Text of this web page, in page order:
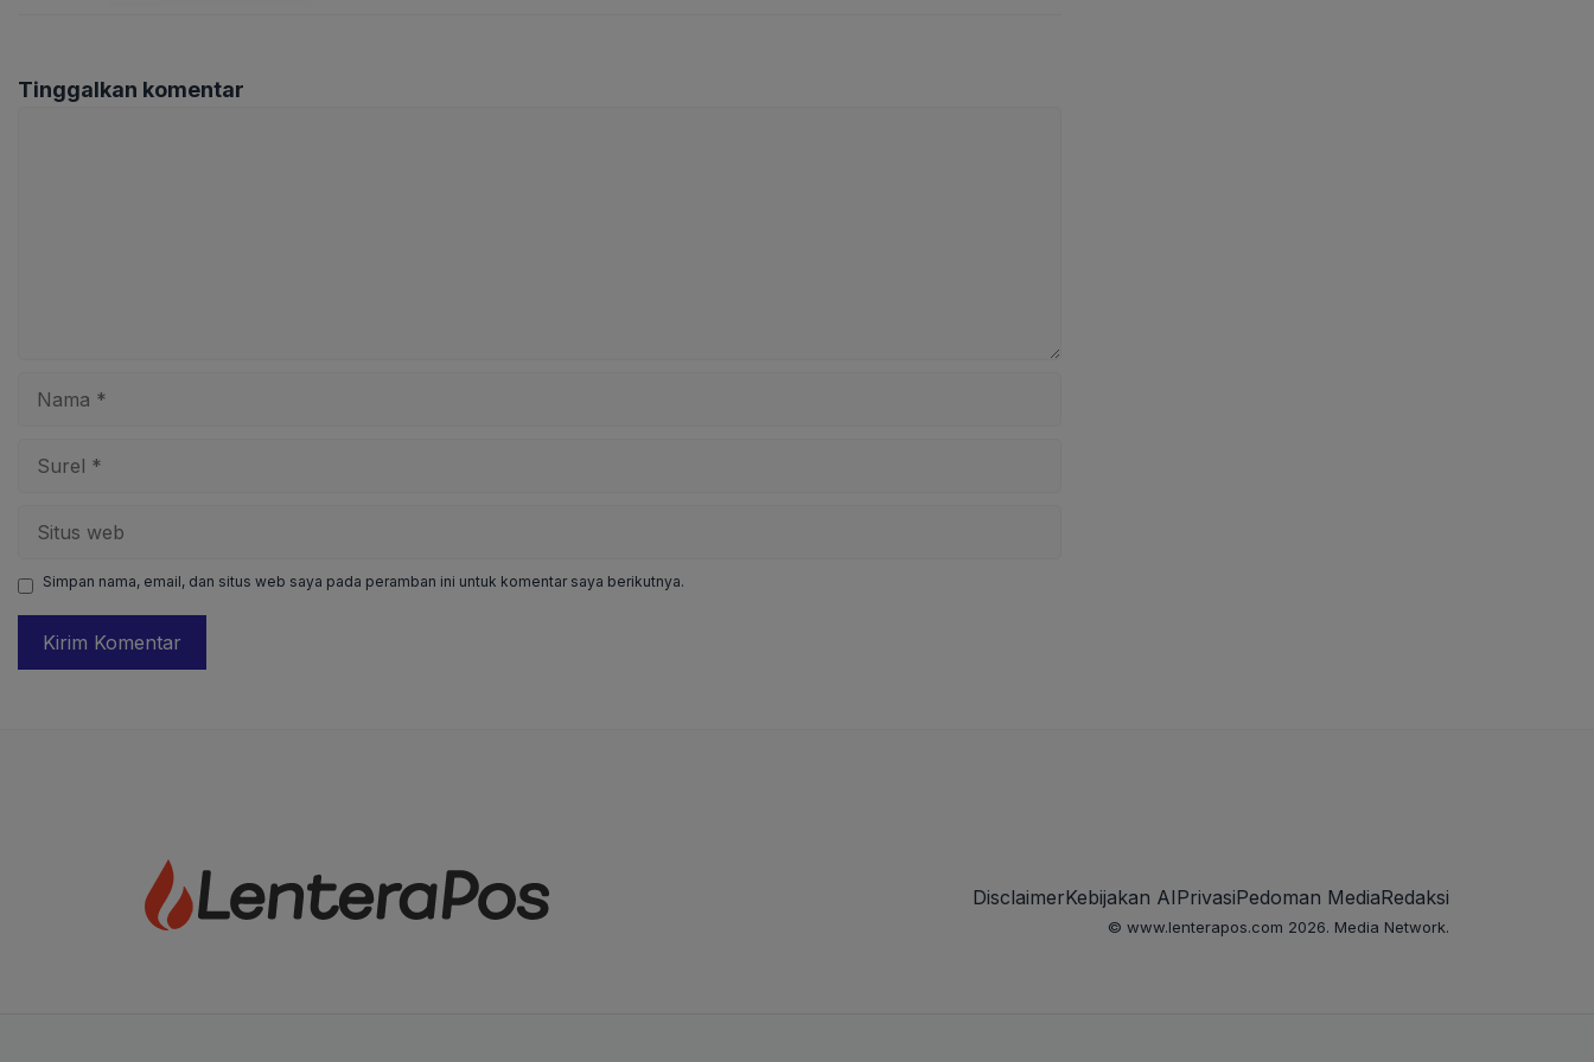
Tinggalkan komentar
Simpan nama, email, dan situs web saya pada peramban ini untuk komentar saya berikutnya.
DisclaimerKebijakan AIPrivasiPedoman MediaRedaksi
© www.lenterapos.com 2026. Media Network.